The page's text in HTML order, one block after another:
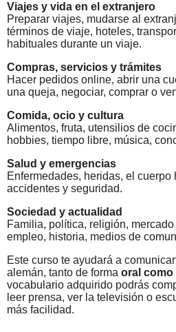
Viajes y vida en el extranjero
Preparar viajes, mudarse al
términos de viaje, hoteles,
habituales durante un viaje.
Compras, servicios y trámites
Hacer pedidos online, abrir una
una queja, negociar, comprar o
Comida, ocio y cultura
Alimentos, fruta, utensilios de
hobbies, tiempo libre, música,
Salud y emergencias
Enfermedades, heridas, el
accidentes y seguridad.
Sociedad y actualidad
Familia, política, religión,
empleo, historia, medios de
Este curso te ayudará a
alemán, tanto de forma oral como
vocabulario adquirido podrás
leer prensa, ver la televisión o
más facilidad.